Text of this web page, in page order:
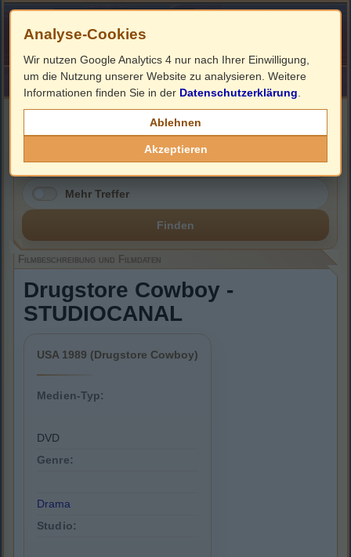
HOME ImpressumLinks
Filmbeschreibung, Cover & DVD Infos
Mehr Treffer
Finden
Filmbeschreibung und Filmdaten
Drugstore Cowboy -
STUDIOCANAL
USA 1989 (Drugstore Cowboy)
Medien-Typ:
DVD
Genre:
Drama
Studio:
Analyse-Cookies
Wir nutzen Google Analytics 4 nur nach Ihrer Einwilligung,
um die Nutzung unserer Website zu analysieren. Weitere
Informationen finden Sie in der Datenschutzerklärung
Ablehnen
Akzeptieren